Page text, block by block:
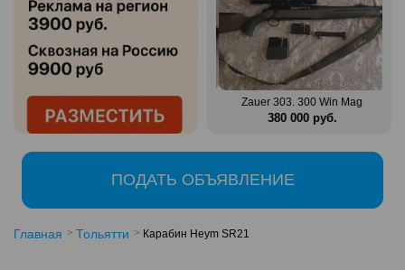
Mag Benelli Montefeltro 12/76
150 000 руб.
Zauer 303. 300 Win Mag
380 000 руб.
ПОДАТЬ ОБЪЯВЛЕНИЕ
Главная Тольятти Карабин Heym SR21